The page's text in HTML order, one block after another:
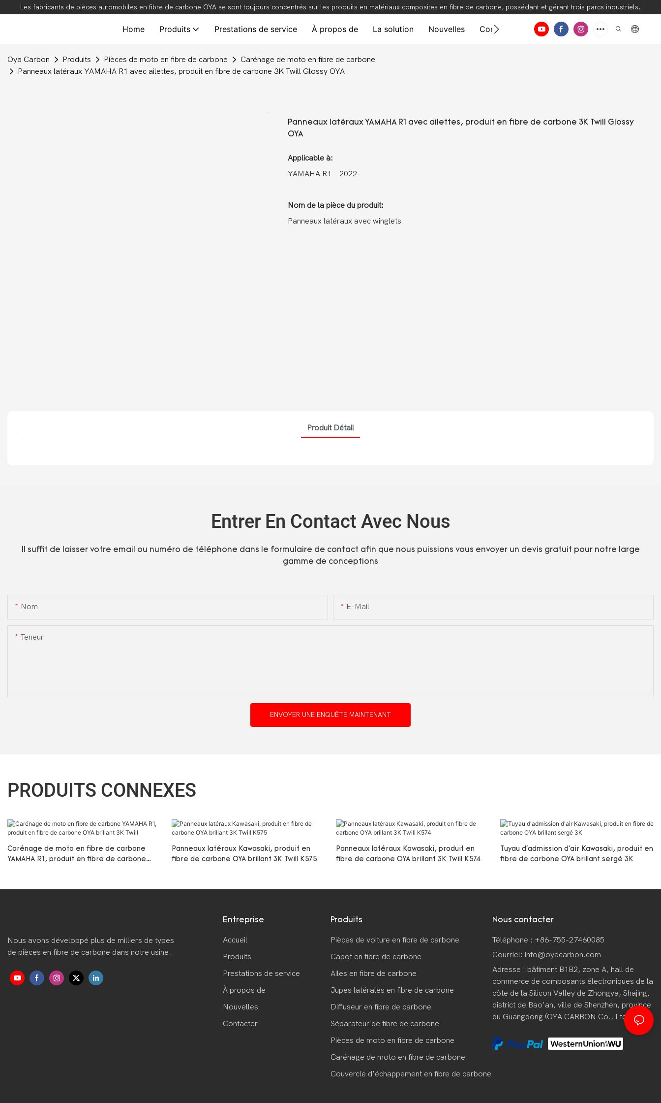
Les fabricants de pièces automobiles en fibre de carbone OYA se sont toujours concentrés sur les produits en matériaux composites en fibre de carbone, possédant et gérant trois parcs industriels.
Home Produits Prestations de service À propos de La solution Nouvelles Contacter Vidéo
Oya Carbon Produits Pièces de moto en fibre de carbone
Carénage de moto en fibre de carbone
Panneaux latéraux YAMAHA R1 avec ailettes, produit en fibre de carbone 3K Twill Glossy OYA
Panneaux latéraux YAMAHA R1 avec ailettes, produit en fibre de carbone 3K Twill Glossy
OYA
Applicable à:
YAMAHA R1 2022-
Nom de la pièce du produit:
Panneaux latéraux avec winglets
Produit Détail
Entrer En Contact Avec Nous
Il suffit de laisser votre email ou numéro de téléphone dans le formulaire de contact afin que nous puissions vous envoyer un devis gratuit pour notre large
gamme de conceptions
Nom E-Mail
Teneur
ENVOYER UNE ENQUÊTE MAINTENANT
PRODUITS CONNEXES
Carénage de moto en fibre de carbone
YAMAHA R1, produit en fibre de carbone
Panneaux latéraux Kawasaki, produit en
fibre de carbone OYA brillant 3K Twill K575
Panneaux latéraux Kawasaki, produit en
fibre de carbone OYA brillant 3K Twill K574
Tuyau d'admission d'air Kawasaki, produit en
fibre de carbone OYA brillant sergé 3K
Nous avons développé plus de milliers de types
de pièces en fibre de carbone dans notre usine.
Entreprise
Accueil
Produits
Prestations de service
À propos de
Nouvelles
Contacter
Produits
Pièces de voiture en fibre de carbone
Capot en fibre de carbone
Ailes en fibre de carbone
Jupes latérales en fibre de carbone
Diffuseur en fibre de carbone
Séparateur de fibre de carbone
Pièces de moto en fibre de carbone
Carénage de moto en fibre de carbone
Couvercle d'échappement en fibre de carbone
Nous contacter
Téléphone : +86-755-27460085
Courriel: info@oyacarbon.com
Adresse : bâtiment B1B2, zone A, hall de
commerce de composants électroniques de la
côte de la Silicon Valley de Zhongya, Shajing,
district de Bao'an, ville de Shenzhen, province
du Guangdong (OYA CARBON Co., Ltd.)